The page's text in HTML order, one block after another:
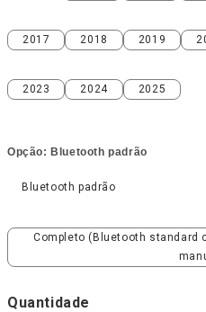
2017
2017 2018
2018 2019
2019
2023
2023 2024
2024 2025
2025
Opção: Bluetooth padrão
Bluetooth padrão
Bluetooth padrão
Completo (Bluetooth
Completo (Bluetooth standard
Quantidade